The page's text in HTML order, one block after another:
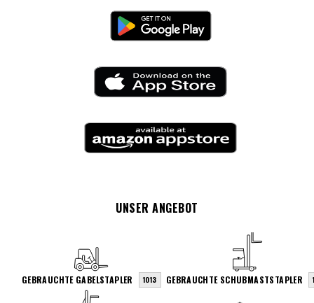
UNSER ANGEBOT
GEBRAUCHTE GABELSTAPLER 1013 GEBRAUCHTE SCHUBMASTSTAPLER